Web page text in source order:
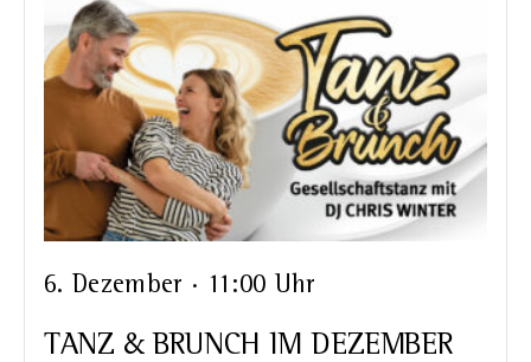
TANZ & BRUNCH IM DEZEMBER
6. Dezember · 11:00 Uhr